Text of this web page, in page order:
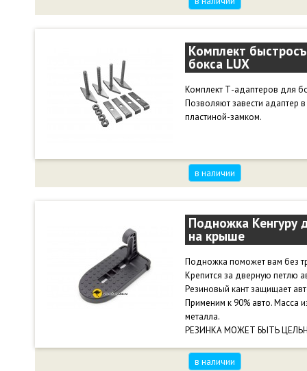
Комплект
бокса LUX
Комплект Т-адаптеров для
Позволяют завести адаптер
пластиной-замком.
в наличии
Подножка Кенгуру
на крыше
Подножка поможет вам без
Крепится за дверную петлю
Резиновый кант защищает
Применим к 90% авто. Масса
металла.
РЕЗИНКА МОЖЕТ БЫТЬ
в наличии